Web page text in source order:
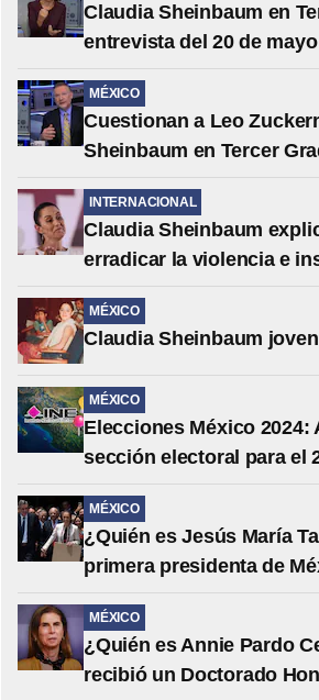
Claudia Sheinbaum en
entrevista del 20 de mayo
MÉXICO
Cuestionan a Leo
Sheinbaum en Tercer
INTERNACIONAL
Claudia Sheinbaum
erradicar la violencia e
MÉXICO
Claudia Sheinbaum
MÉXICO
Elecciones México
sección electoral para el
MÉXICO
¿Quién es Jesús María
primera presidenta de
MÉXICO
¿Quién es Annie Pardo
recibió un Doctorado